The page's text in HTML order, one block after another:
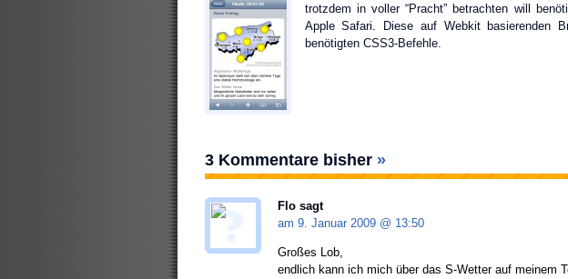
trotzdem in voller “Pracht” betrachten will
Apple Safari. Diese auf Webkit basierenden
benötigten CSS3-Befehle.
3 Kommentare bisher »
Flo sagt
am 9. Januar 2009 @ 13:50
Großes Lob,
endlich kann ich mich über das S-Wetter auf meinem